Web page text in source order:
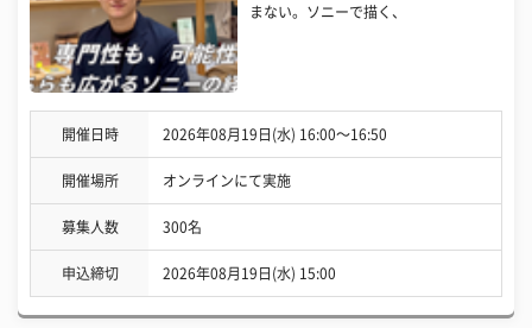
まない。ソニーで描く、
開催日時 2026年08月19日(水) 16:00〜16:50
開催場所 オンラインにて実施
募集人数 300名
申込締切 2026年08月19日(水) 15:00